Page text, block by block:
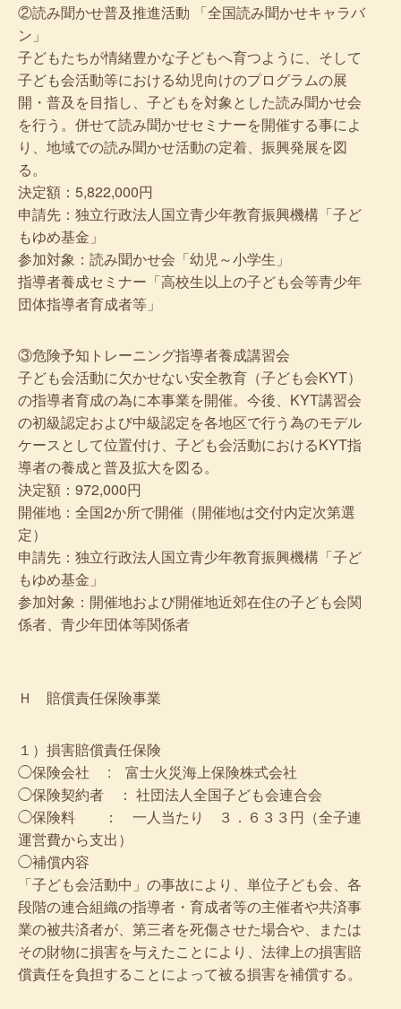
②読み聞かせ普及推進活動 「全国読み聞かせキャラバ
ン」
子どもたちが情緒豊かな子どもへ育つように、そして
子ども会活動等における幼児向けのプログラムの展
開・普及を目指し、子どもを対象とした読み聞かせ会
を行う。併せて読み聞かせセミナーを開催する事によ
り、地域での読み聞かせ活動の定着、振興発展を図
る。
決定額：5,822,000円
申請先：独立行政法人国立青少年教育振興機構「子ど
もゆめ基金」
参加対象：読み聞かせ会「幼児～小学生」
指導者養成セミナー「高校生以上の子ども会等青少年
団体指導者育成者等」
③危険予知トレーニング指導者養成講習会
子ども会活動に欠かせない安全教育（子ども会KYT）
の指導者育成の為に本事業を開催。今後、KYT講習会
の初級認定および中級認定を各地区で行う為のモデル
ケースとして位置付け、子ども会活動におけるKYT指
導者の養成と普及拡大を図る。
決定額：972,000円
開催地：全国2か所で開催（開催地は交付内定次第選
定）
申請先：独立行政法人国立青少年教育振興機構「子ど
もゆめ基金」
参加対象：開催地および開催地近郊在住の子ども会関
係者、青少年団体等関係者
Ｈ 賠償責任保険事業
１）損害賠償責任保険
◯保険会社 : 富士火災海上保険株式会社
◯保険契約者 ： 社団法人全国子ども会連合会
◯保険料 ： 一人当たり ３．６３３円（全子連
運営費から支出）
◯補償内容
「子ども会活動中」の事故により、単位子ども会、各
段階の連合組織の指導者・育成者等の主催者や共済事
業の被共済者が、第三者を死傷させた場合や、または
その財物に損害を与えたことにより、法律上の損害賠
償責任を負担することによって被る損害を補償する。